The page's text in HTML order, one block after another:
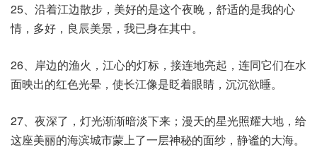
25、沿着江边散步，美好的是这个夜晚，舒适的是我的心
情，多好，良辰美景，我已身在其中。
26、岸边的渔火，江心的灯标，接连地亮起，连同它们在水
面映出的红色光晕，使长江像是眨着眼睛，沉沉欲睡。
27、夜深了，灯光渐渐暗淡下来；漫天的星光照耀大地，给
这座美丽的海滨城市蒙上了一层神秘的面纱，静谧的大海。